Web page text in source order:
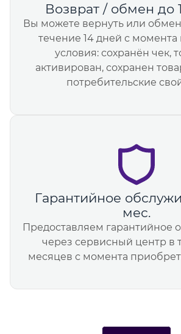
Возврат / обмен до
Вы можете вернуть или
течение 14 дней с
условия: сохранён чек,
активирован, сохранен
потребительские
Гарантийное
мес.
Предоставляем гарантийное
через сервисный центр в
месяцев с момента